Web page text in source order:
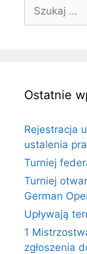
Ostatnie
Rejestracja
ustalenia
Turniej
Turniej
German
Upływają
1
zgłoszenia